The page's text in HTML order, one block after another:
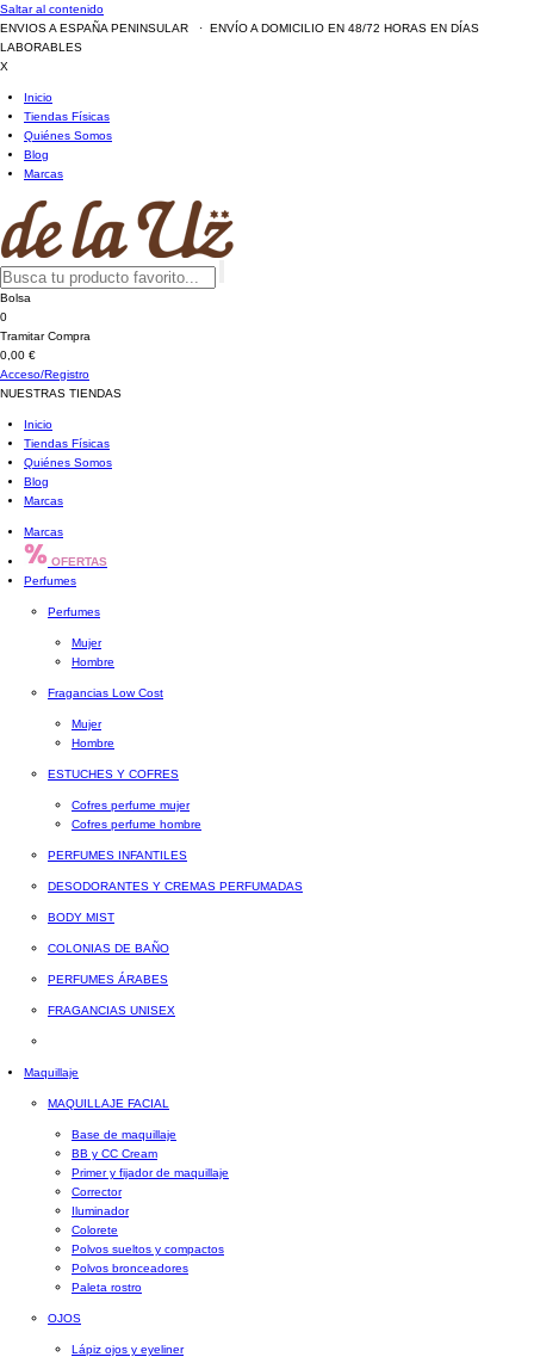
Saltar al contenido
ENVIOS A ESPAÑA PENINSULAR · ENVÍO A DOMICILIO EN 48/72 HORAS EN DÍAS
LABORABLES
X
Inicio
Tiendas Físicas
Quiénes Somos
Blog
Marcas
Bolsa
0
Tramitar Compra
0,00 €
Acceso/Registro
NUESTRAS TIENDAS
Inicio
Tiendas Físicas
Quiénes Somos
Blog
Marcas
Marcas
OFERTAS
Perfumes
Perfumes
Mujer
Hombre
Fragancias Low Cost
Mujer
Hombre
ESTUCHES Y COFRES
Cofres perfume mujer
Cofres perfume hombre
PERFUMES INFANTILES
DESODORANTES Y CREMAS PERFUMADAS
BODY MIST
COLONIAS DE BAÑO
PERFUMES ÁRABES
FRAGANCIAS UNISEX
Maquillaje
MAQUILLAJE FACIAL
Base de maquillaje
BB y CC Cream
Primer y fijador de maquillaje
Corrector
Iluminador
Colorete
Polvos sueltos y compactos
Polvos bronceadores
Paleta rostro
OJOS
Lápiz ojos y eyeliner